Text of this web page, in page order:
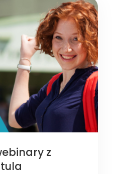
z